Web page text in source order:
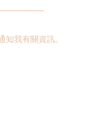
我有關資訊。